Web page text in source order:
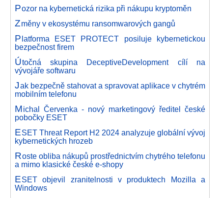
Pozor na kybernetická rizika při nákupu kryptoměn
Změny v ekosystému ransomwarových gangů
Platforma ESET PROTECT posiluje kybernetickou
bezpečnost firem
Útočná skupina DeceptiveDevelopment cílí na
vývojáře softwaru
Jak bezpečně stahovat a spravovat aplikace v chytrém
mobilním telefonu
Michal Červenka - nový marketingový ředitel české
pobočky ESET
ESET Threat Report H2 2024 analyzuje globální vývoj
kybernetických hrozeb
Roste obliba nákupů prostřednictvím chytrého telefonu
a mimo klasické české e-shopy
ESET objevil zranitelnosti v produktech Mozilla a
Windows